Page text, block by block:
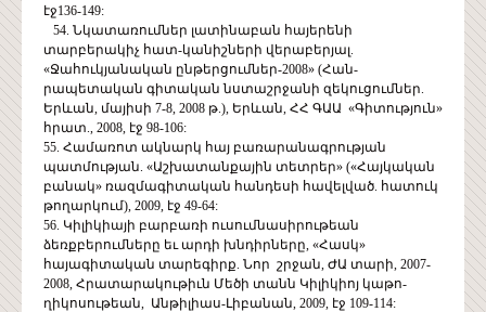
էջ136-149:
54. Նկատառումներ լատինաբան հայերենի
տարբերակիչ հատ-կանիշների վերաբերյալ.
«Ջահուկյանական ընթերցումներ-2008» (Հան-
րապետական գիտական նստաշրջանի զեկուցումներ.
Երևան, մայիսի 7-8, 2008 թ.), Երևան, ՀՀ ԳԱԱ «Գիտություն»
հրատ., 2008, էջ 98-106:
55. Համառոտ ակնարկ հայ բառարանագրության
պատմության. «Աշխատանքային տետրեր» («Հայկական
բանակ» ռազմագիտական հանդեսի հավելված. հատուկ
թողարկում), 2009, էջ 49-64:
56. Կիլիկիայի բարբառի ուսումնասիրութեան
ձեռքբերումները եւ արդի խնդիրները, «Հասկ»
հայագիտական տարեգիրք. Նոր շրջան, ԺԱ տարի, 2007-
2008, Հրատարակութիւն Մեծի տանն Կիլիկիոյ կաթո-
ղիկոսութեան, Անթիլիաս-Լիբանան, 2009, էջ 109-114: